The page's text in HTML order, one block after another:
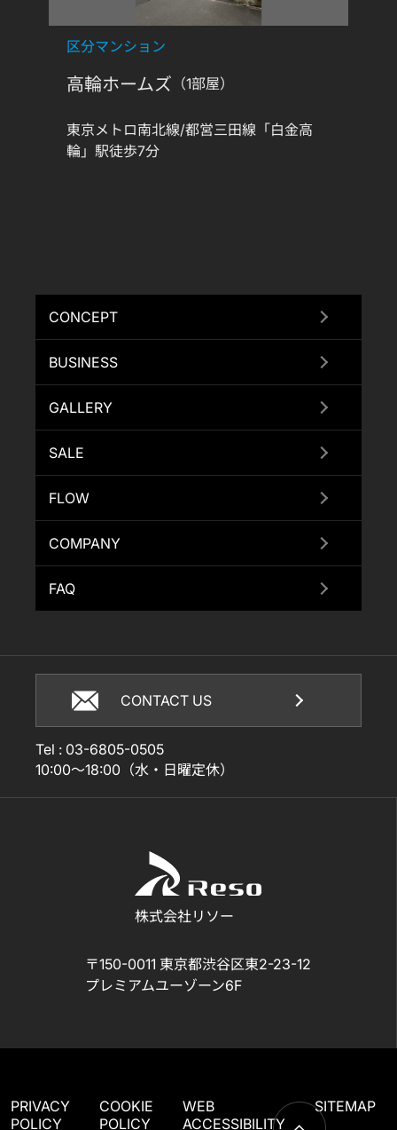
区分マンション
高輪ホームズ （1部屋）
東京メトロ南北線/都営三田線「白金高
輪」駅徒歩7分
株式会社リソー
〒150-0011 東京都渋谷区東2-23-12
プレミアムユーゾーン6F
CONCEPT
BUSINESS
GALLERY
SALE
FLOW
COMPANY
FAQ
CONTACT US
Tel : 03-6805-0505
10:00～18:00（水・日曜定休）
PRIVACY
POLICY
COOKIE
POLICY
WEB
ACCESSIBILITY
SITEMAP